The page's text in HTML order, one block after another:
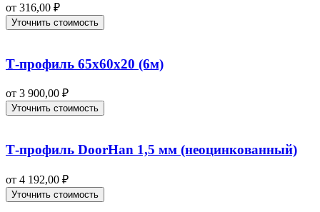
от 316,00 ₽
Уточнить стоимость
Т-профиль 65х60х20 (6м)
от 3 900,00 ₽
Уточнить стоимость
Т-профиль DoorHan 1,5 мм (неоцинкованный)
от 4 192,00 ₽
Уточнить стоимость